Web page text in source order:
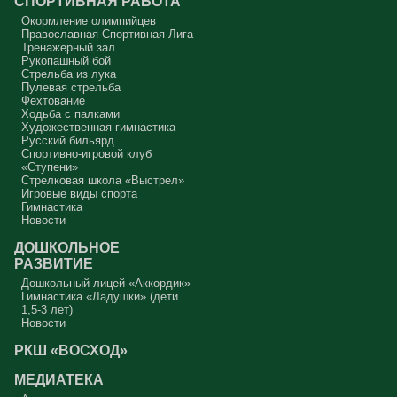
Окормление олимпийцев
Православная Спортивная Лига
Тренажерный зал
Рукопашный бой
Стрельба из лука
Пулевая стрельба
Фехтование
Ходьба с палками
Художественная гимнастика
Русский бильярд
Спортивно-игровой клуб
«Ступени»
Стрелковая школа «Выстрел»
Игровые виды спорта
Гимнастика
Новости
ДОШКОЛЬНОЕ
РАЗВИТИЕ
Дошкольный лицей «Аккордик»
Гимнастика «Ладушки» (дети
1,5-3 лет)
Новости
РКШ «ВОСХОД»
МЕДИАТЕКА